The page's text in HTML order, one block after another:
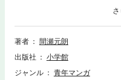
にする。それによると、国繁警
支援部隊に動員しているという
じゃ、この国は、なんでもあり
の人々がそれを許しているーー
著者
間瀬元朗
出版社
小学館
ジャンル
青年マンガ